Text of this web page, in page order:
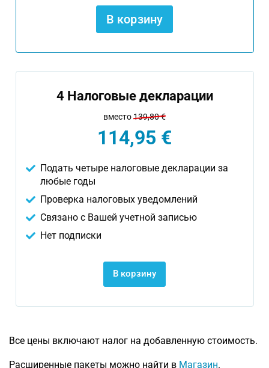
В корзину
4 Налоговые декларации
вместо139,80 €
114,95 €
Подать четыре налоговые декларации за
любые годы
Проверка налоговых уведомлений
Связано с Вашей учетной записью
Нет подписки
В корзину
Все цены включают налог на добавленную стоимость.
Расширенные пакеты можно найти в Магазин.